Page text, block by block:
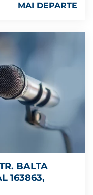
MAI DEPARTE
BALTA
163863,